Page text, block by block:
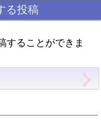
る投稿
することができま